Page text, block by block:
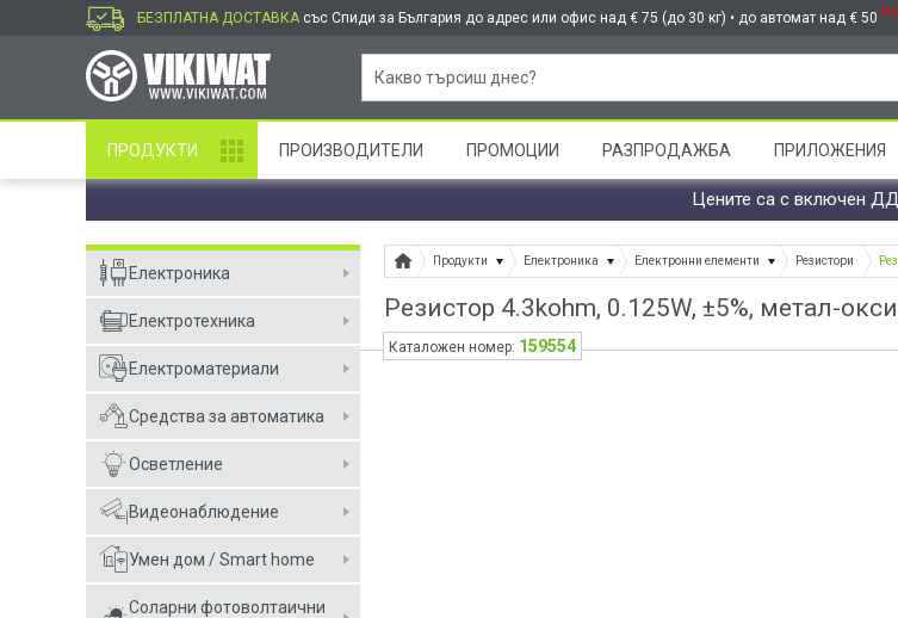
БЕЗПЛАТНА ДОСТАВКА със Спиди за България до адрес или офис над € 75 (до 30 кг) • до автомат над € 50
ПРОДУКТИ ПРОИЗВОДИТЕЛИ ПРОМОЦИИ РАЗПРОДАЖБА ПРИЛОЖЕНИЯ
Цените са с включен
Електроника
Електротехника
Електроматериали
Средства за автоматика
Осветление
Видеонаблюдение
Умен дом / Smart home
Соларни фотоволтаични
Продукти Електроника Електронни елементи Резистори
Резистор 4.3kohm, 0.125W, ±5%, метал-
Каталожен номер: 159554